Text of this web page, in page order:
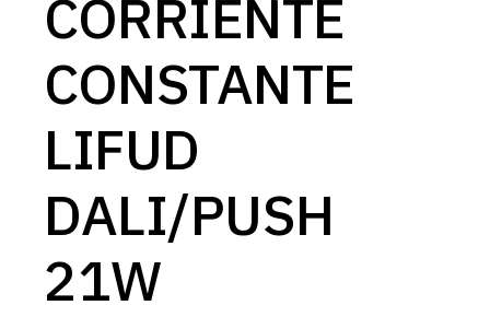
CORRIENTE
CONSTANTE
LIFUD
DALI/PUSH
21W